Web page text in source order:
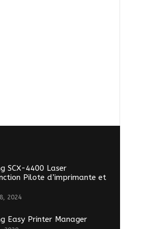
SCX-4400 Laser
Pilote d’imprimante et
2024
Easy Printer Manager